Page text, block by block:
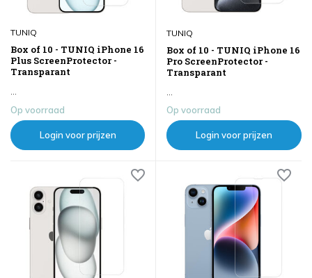
TUNIQ
Box of 10 - TUNIQ iPhone 16
Plus ScreenProtector -
Transparant
Op voorraad
Login voor prijzen
TUNIQ
Box of 10 - TUNIQ iPhone 16
Pro ScreenProtector -
Transparant
Op voorraad
Login voor prijzen